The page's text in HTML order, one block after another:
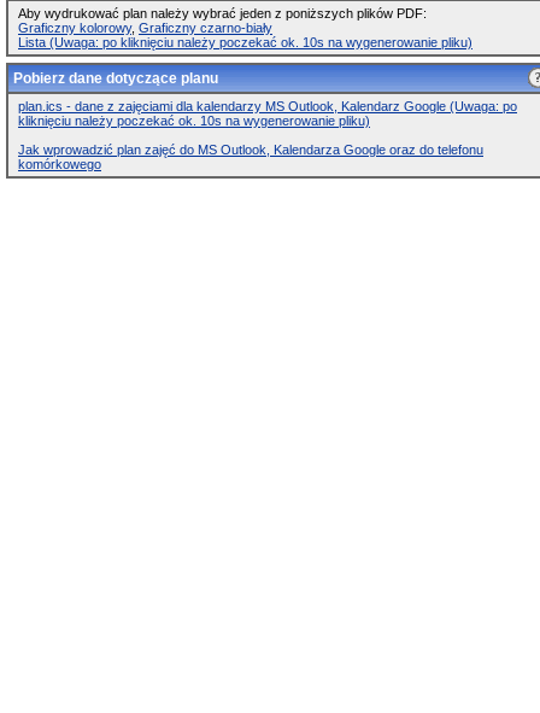
Aby wydrukować plan należy wybrać jeden z poniższych plików PDF:
Graficzny kolorowy, Graficzny czarno-biały
Lista (Uwaga: po kliknięciu należy poczekać ok. 10s na wygenerowanie pliku)
Pobierz dane dotyczące planu
plan.ics - dane z zajęciami dla kalendarzy MS Outlook, Kalendarz Google (Uwaga: po
kliknięciu należy poczekać ok. 10s na wygenerowanie pliku)
Jak wprowadzić plan zajęć do MS Outlook, Kalendarza Google oraz do telefonu
komórkowego